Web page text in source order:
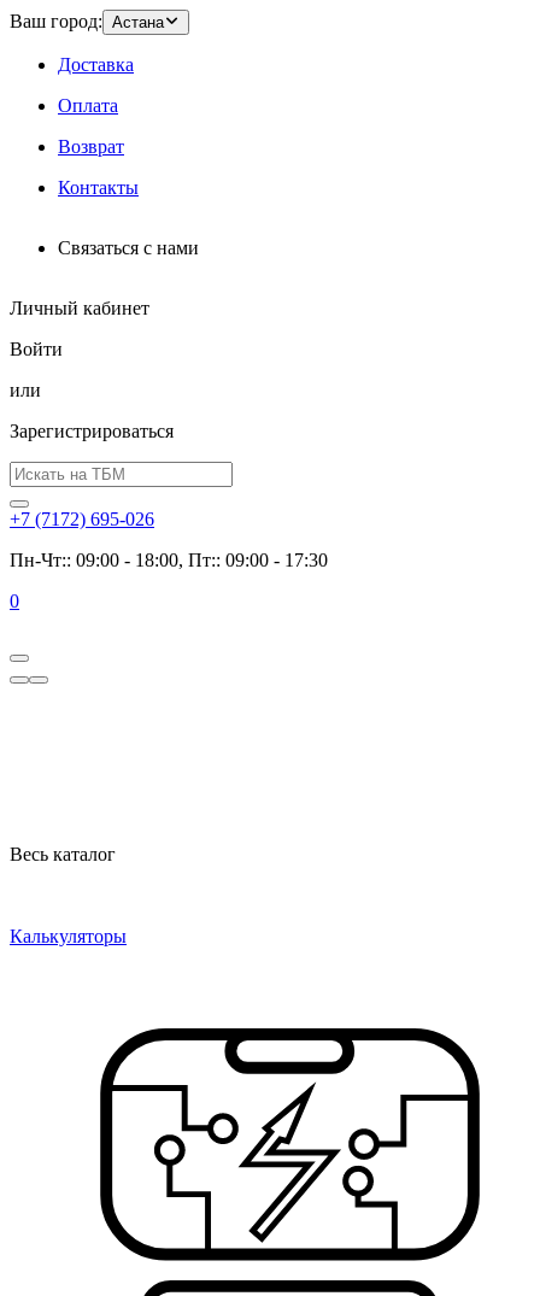
Ваш город: Астана
Доставка
Оплата
Возврат
Контакты
Связаться с нами
Личный кабинет
Войти
или
Зарегистрироваться
+7 (7172) 695-026
Пн-Чт:: 09:00 - 18:00, Пт:: 09:00 - 17:30
0
Весь каталог
Калькуляторы